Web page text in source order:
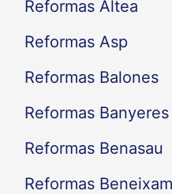
Reformas Altea
Reformas Asp
Reformas Balones
Reformas
Reformas Benasau
Reformas